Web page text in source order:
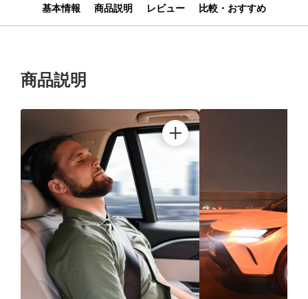
基本情報 商品説明 レビュー 比較・おすすめ
商品説明